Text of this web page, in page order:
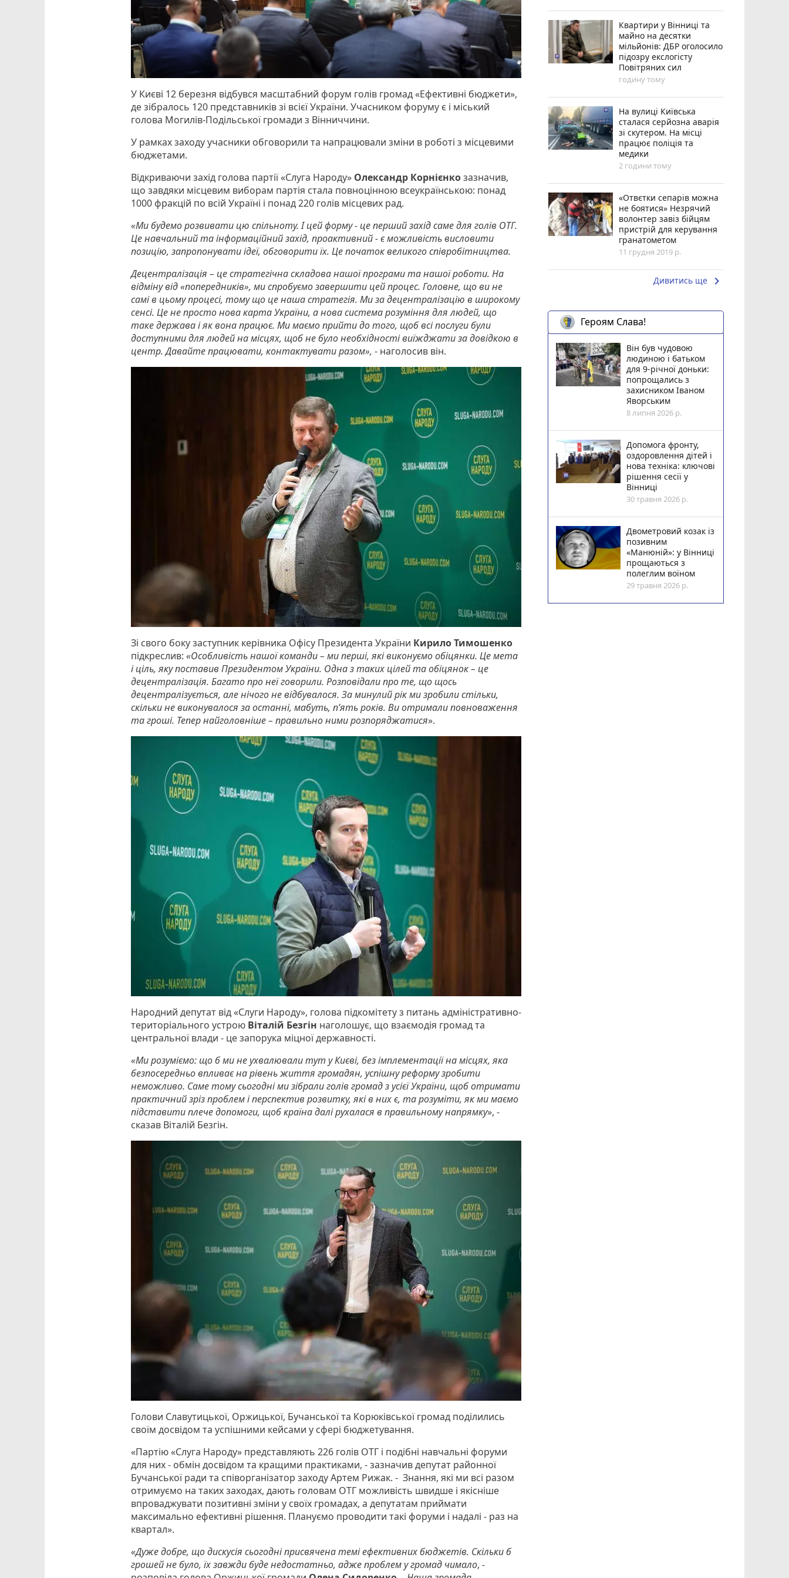
У Києві 12 березня відбувся масштабний форум голів громад «Ефективні бюджети»,
де зібралось 120 представників зі всієї України. Учасником форуму є і міський
голова Могилів-Подільської громади з Вінниччини.
У рамках заходу учасники обговорили та напрацювали зміни в роботі з місцевими
бюджетами.
Відкриваючи захід голова партії «Слуга Народу» Олександр Корнієнкозазначив,
що завдяки місцевим виборам партія стала повноцінною всеукраїнською: понад
1000 фракцій по всій Україні і понад 220 голів місцевих рад.
«Ми будемо розвивати цю спільноту. І цей форму - це перший захід саме для голів ОТГ.
Це навчальний та інформаційний захід, проактивний - є можливість висловити
позицію, запропонувати ідеї, обговорити їх. Це початок великого співробітництва.
Децентралізація – це стратегічна складова нашої програми та нашої роботи. На
відміну від «попередників», ми спробуємо завершити цей процес. Головне, що ви не
самі в цьому процесі, тому що це наша стратегія. Ми за децентралізацію в широкому
сенсі. Це не просто нова карта України, а нова система розуміння для людей, що
таке держава і як вона працює. Ми маємо прийти до того, щоб всі послуги були
доступними для людей на місцях, щоб не було необхідності виїжджати за довідкою в
центр. Давайте працювати, контактувати разом», - наголосив він.
Зі свого боку заступник керівника Офісу Президента України Кирило Тимошенко
підкреслив:«Особливість нашої команди – ми перші, які виконуємо обіцянки. Це мета
і ціль, яку поставив Президентом України. Одна з таких цілей та обіцянок – це
децентралізація. Багато про неї говорили. Розповідали про те, що щось
децентралізується, але нічого не відбувалося. За минулий рік ми зробили стільки,
скільки не виконувалося за останні, мабуть, п’ять років. Ви отримали повноваження
та гроші. Тепер найголовніше – правильно ними розпоряджатися».
Народний депутат від «Слуги Народу», голова підкомітету з питань адміністративно-
територіального устрою Віталій Безгін наголошує, що взаємодія громад та
центральної влади - це запорука міцної державності.
«Ми розуміємо: що б ми не ухвалювали тут у Києві, без імплементації на місцях, яка
безпосередньо впливає на рівень життя громадян, успішну реформу зробити
неможливо. Саме тому сьогодні ми зібрали голів громад з усієї України, щоб отримати
практичний зріз проблем і перспектив розвитку, які в них є, та розуміти, як ми маємо
підставити плече допомоги, щоб країна далі рухалася в правильному напрямку», -
сказав Віталій Безгін.
Голови Славутицької, Оржицької, Бучанської та Корюківської громад поділились
своїм досвідом та успішними кейсами у сфері бюджетування.
«Партію «Слуга Народу» представляють 226 голів ОТГ і подібні навчальні форуми
для них - обмін досвідом та кращими практиками, - зазначив депутат районної
Бучанської ради та співорганізатор заходу Артем Рижак. - Знання, які ми всі разом
отримуємо на таких заходах, дають головам ОТГ можливість швидше і якісніше
впроваджувати позитивні зміни у своїх громадах, а депутатам приймати
максимально ефективні рішення. Плануємо проводити такі форуми і надалі - раз на
квартал».
«Дуже добре, що дискусія сьогодні присвячена темі ефективних бюджетів. Скільки б
грошей не було, їх завжди буде недостатньо, адже проблем у громад чимало, -
Квартири у Вінниці та
майно на десятки
мільйонів: ДБР оголосило
підозру екслогісту
Повітряних сил
годину тому
На вулиці Київська
сталася серйозна аварія
зі скутером. На місці
працює поліція та
медики
2 години тому
«Отвєтки сепарів можна
не боятися» Незрячий
волонтер завіз бійцям
пристрій для керування
гранатометом
11 грудня 2019 р.
Дивитись ще keyboard_arrow_right
Героям Слава!
Він був чудовою
людиною і батьком
для 9-річної доньки:
попрощались з
захисником Іваном
Яворським
8 липня 2026 р.
Допомога фронту,
оздоровлення дітей і
нова техніка: ключові
рішення сесії у
Вінниці
30 травня 2026 р.
Двометровий козак із
позивним
«Манюній»: у Вінниці
прощаються з
полеглим воїном
29 травня 2026 р.